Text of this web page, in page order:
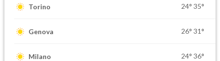
Torino 24° 35°
Genova 26° 31°
Milano 24° 36°